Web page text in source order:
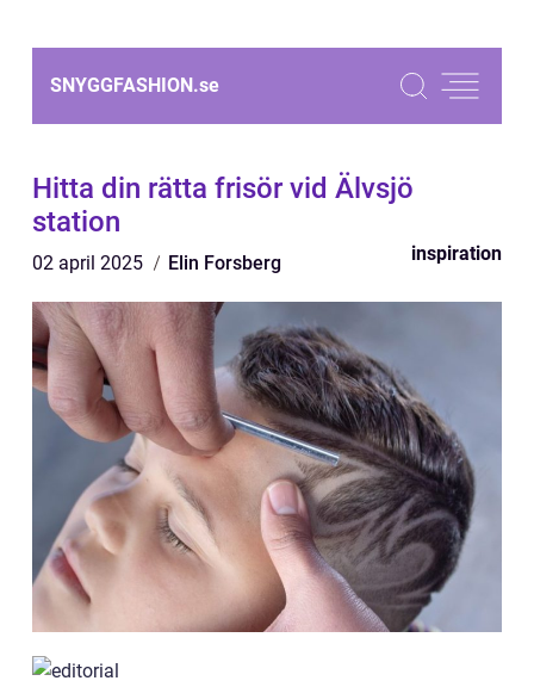
SNYGGFASHION.se
Hitta din rätta frisör vid Älvsjö
station
02 april 2025 Elin Forsberg inspiration